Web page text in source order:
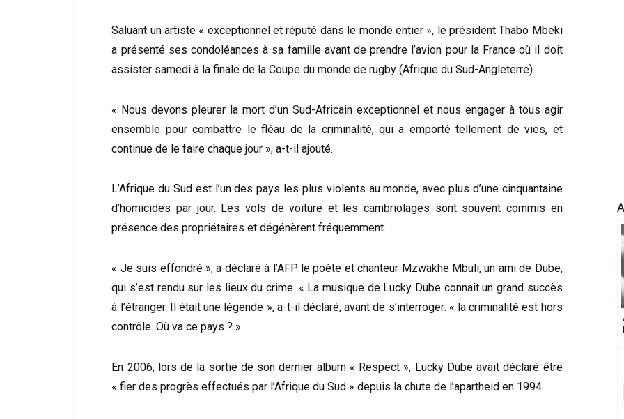
Saluant un artiste « exceptionnel et réputé dans le monde entier », le président Thabo Mbeki
a présenté ses condoléances à sa famille avant de prendre l’avion pour la France où il doit
assister samedi à la finale de la Coupe du monde de rugby (Afrique du Sud-Angleterre).
« Nous devons pleurer la mort d’un Sud-Africain exceptionnel et nous engager à tous agir
ensemble pour combattre le fléau de la criminalité, qui a emporté tellement de vies, et
continue de le faire chaque jour », a-t-il ajouté.
L’Afrique du Sud est l’un des pays les plus violents au monde, avec plus d’une cinquantaine
d’homicides par jour. Les vols de voiture et les cambriolages sont souvent commis en
présence des propriétaires et dégénèrent fréquemment.
« Je suis effondré », a déclaré à l’AFP le poète et chanteur Mzwakhe Mbuli, un ami de Dube,
qui s’est rendu sur les lieux du crime. « La musique de Lucky Dube connaît un grand succès
à l’étranger. Il était une légende », a-t-il déclaré, avant de s’interroger: « la criminalité est hors
contrôle. Où va ce pays ? »
En 2006, lors de la sortie de son dernier album « Respect », Lucky Dube avait déclaré être
« fier des progrès effectués par l’Afrique du Sud » depuis la chute de l’apartheid en 1994.